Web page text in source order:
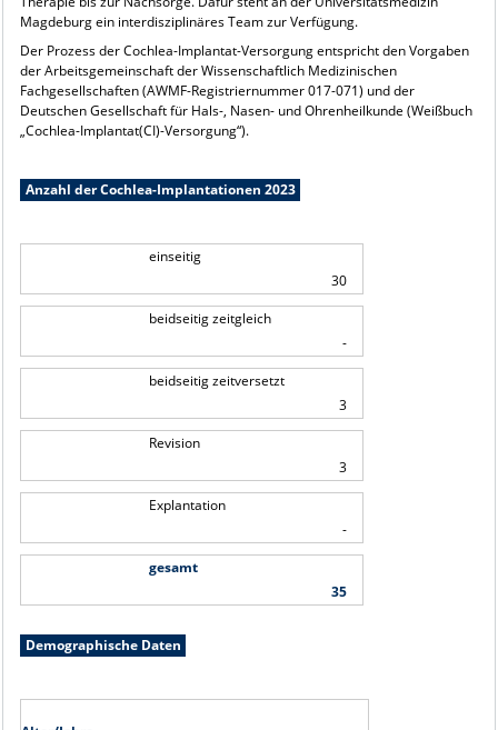
Magdeburg ein interdisziplinäres Team zur Verfügung.
Der Prozess der Cochlea-Implantat-Versorgung entspricht den Vorgaben
der Arbeitsgemeinschaft der Wissenschaftlich Medizinischen
Fachgesellschaften (AWMF-Registriernummer 017-071) und der
Deutschen Gesellschaft für Hals-, Nasen- und Ohrenheilkunde (Weißbuch
„Cochlea-Implantat(CI)-Versorgung“).
Anzahl der Cochlea-Implantationen 2023
einseitig
30
beidseitig zeitgleich
-
beidseitig zeitversetzt
3
Revision
3
Explantation
-
gesamt
35
Demographische Daten